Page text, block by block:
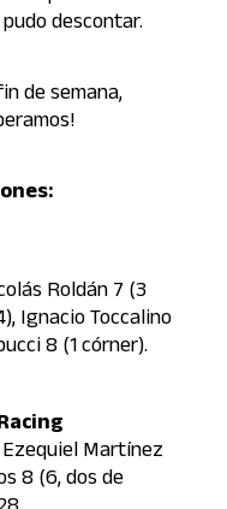
descontar.
de semana,
Roldán 7 (3
Ignacio Toccalino
8 (1 córner).
Martínez
8 (6, dos de